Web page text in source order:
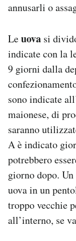
annusarli o
Leuova si
indicate con la
9 giorni dalla
sono indicate
maionese, di
saranno
A è indicato
potrebbero
giorno dopo.
uova in un
troppo vecchie
all’interno, se